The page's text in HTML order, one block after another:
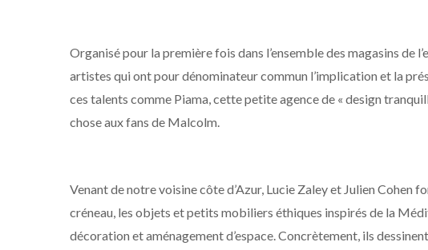
Organisé pour la première fois dans l’ensemble des magasins de
artistes qui ont pour dénominateur commun l’implication et la
ces talents comme Piama, cette petite agence de « design
chose aux fans de Malcolm.
Venant de notre voisine côte d’Azur, Lucie Zaley et Julien Cohen
créneau, les objets et petits mobiliers éthiques inspirés de la
décoration et aménagement d’espace. Concrètement, ils